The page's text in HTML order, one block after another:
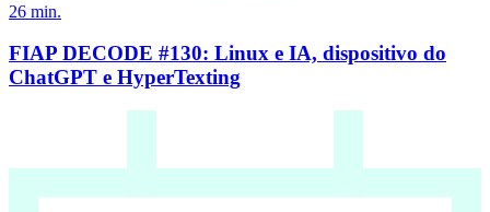
26 min.
FIAP DECODE #130: Linux e IA, dispositivo do
ChatGPT e HyperTexting